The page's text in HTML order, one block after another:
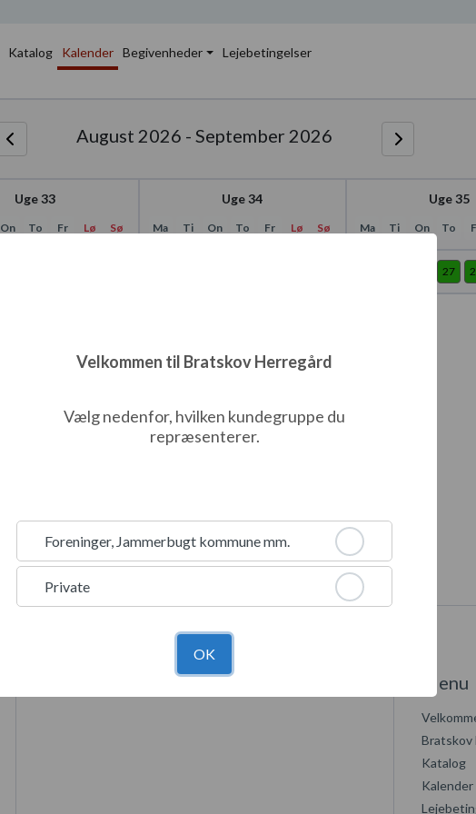
Katalog Kalender Begivenheder
Lejebetingelser
August 2026 - September 2026
Uge 33
On To Fr Lø Sø
Uge 34
Ma Ti On To Fr Lø Sø
Uge 35
Ma Ti On To
27
Menu
Bratskov
Katalog
Kalender
Velkommen til Bratskov Herregård
Vælg nedenfor, hvilken kundegruppe du
repræsenterer.
Foreninger, Jammerbugt kommune mm.
Private
OK